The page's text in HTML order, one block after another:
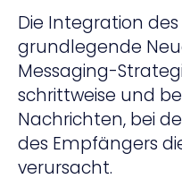
Die Integration des
grundlegende
Messaging-
schrittweise und
Nachrichten, bei
des Empfängers
verursacht.